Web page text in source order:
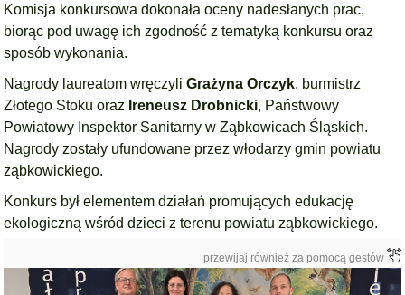
Komisja konkursowa dokonała oceny nadesłanych prac,
biorąc pod uwagę ich zgodność z tematyką konkursu oraz
sposób wykonania.
Nagrody laureatom wręczyliGrażyna Orczyk, burmistrz
Złotego Stoku oraz Ireneusz Drobnicki, Państwowy
Powiatowy Inspektor Sanitarny w Ząbkowicach Śląskich.
Nagrody zostały ufundowane przez włodarzy gmin powiatu
ząbkowickiego.
Konkurs był elementem działań promujących edukację
ekologiczną wśród dzieci z terenu powiatu ząbkowickiego.
przewijaj również za pomocą gestów